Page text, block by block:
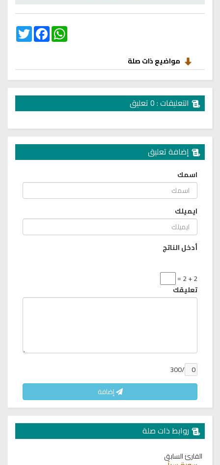
Twitter
FacebookWhatsApp
مواضيع ذات صلة
التعليقات : 0 تعليق
إضافة تعليق
اسمك
ايميلك
أدخل الناتج
2 + 2 =
تعليقك
/300
إضافة
روابط ذات صلة
القارئ السابق